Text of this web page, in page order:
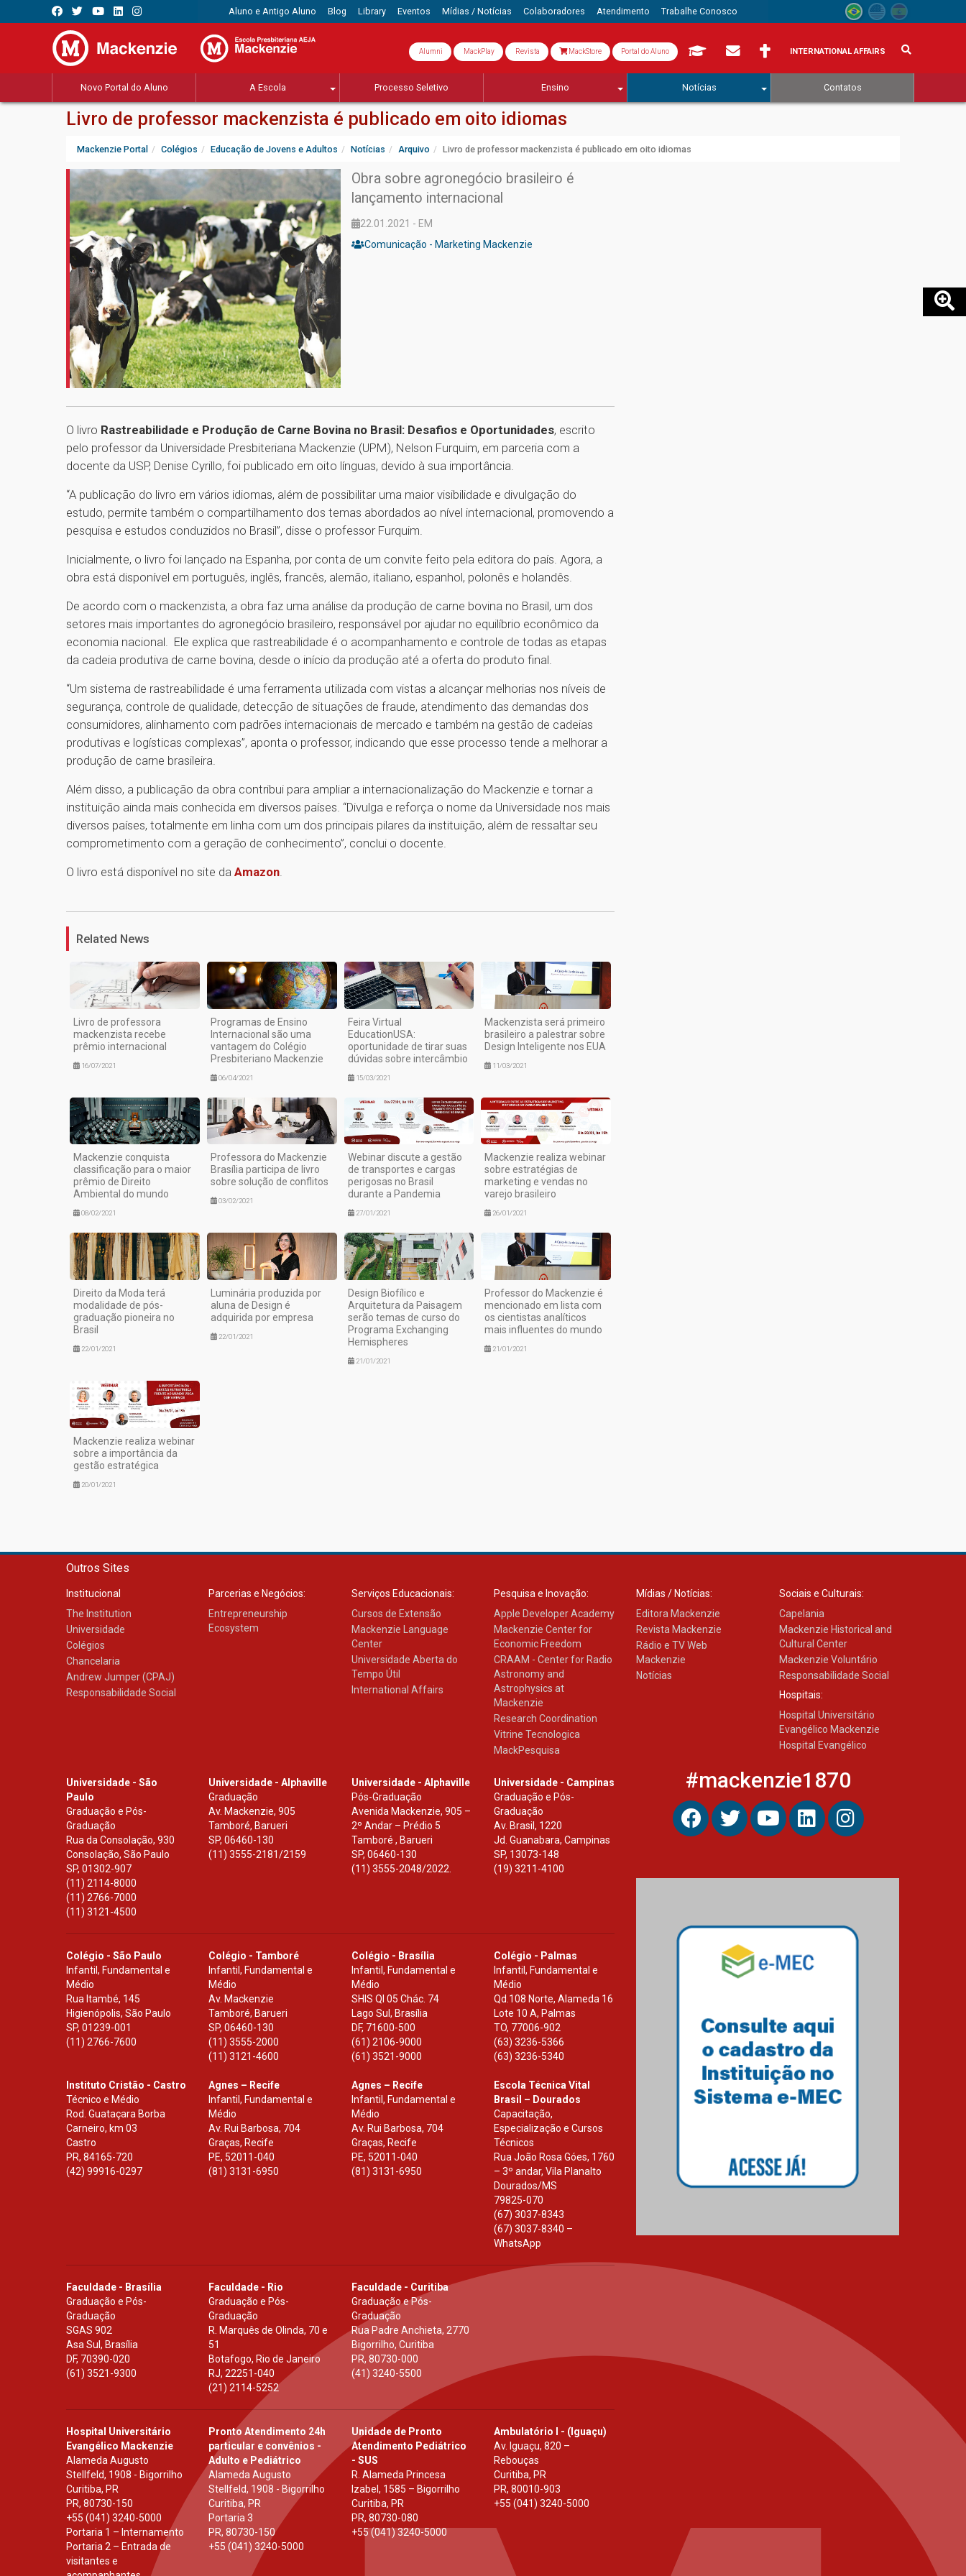
Aluno e Antigo Aluno Blog Library Eventos Mídias / Notícias Colaboradores Atendimento Trabalhe Conosco
Alumni MackPlay Revista MackStore Portal do Aluno INTERNATIONAL AFFAIRS
Novo Portal do Aluno A Escola Processo Seletivo Ensino Notícias Contatos
Livro de professor mackenzista é publicado em oito idiomas
Mackenzie Portal Colégios Educação de Jovens e Adultos Notícias Arquivo Livro de professor mackenzista é publicado em oito idiomas
Obra sobre agronegócio brasileiro é
lançamento internacional
22.01.2021 - EM
Comunicação - Marketing Mackenzie
O livro Rastreabilidade e Produção de Carne Bovina no Brasil: Desafios e Oportunidades, escrito
pelo professor da Universidade Presbiteriana Mackenzie (UPM), Nelson Furquim, em parceria com a
docente da USP, Denise Cyrillo, foi publicado em oito línguas, devido à sua importância.
“A publicação do livro em vários idiomas, além de possibilitar uma maior visibilidade e divulgação do
estudo, permite também o compartilhamento dos temas abordados ao nível internacional, promovendo a
pesquisa e estudos conduzidos no Brasil”, disse o professor Furquim.
Inicialmente, o livro foi lançado na Espanha, por conta de um convite feito pela editora do país. Agora, a
obra está disponível em português, inglês, francês, alemão, italiano, espanhol, polonês e holandês.
De acordo com o mackenzista, a obra faz uma análise da produção de carne bovina no Brasil, um dos
setores mais importantes do agronegócio brasileiro, responsável por ajudar no equilíbrio econômico da
economia nacional. Ele explica que rastreabilidade é o acompanhamento e controle de todas as etapas
da cadeia produtiva de carne bovina, desde o início da produção até a oferta do produto final.
“Um sistema de rastreabilidade é uma ferramenta utilizada com vistas a alcançar melhorias nos níveis de
segurança, controle de qualidade, detecção de situações de fraude, atendimento das demandas dos
consumidores, alinhamento com padrões internacionais de mercado e também na gestão de cadeias
produtivas e logísticas complexas”, aponta o professor, indicando que esse processo tende a melhorar a
produção de carne brasileira.
Além disso, a publicação da obra contribui para ampliar a internacionalização do Mackenzie e tornar a
instituição ainda mais conhecida em diversos países. “Divulga e reforça o nome da Universidade nos mais
diversos países, totalmente em linha com um dos principais pilares da instituição, além de ressaltar seu
comprometimento com a geração de conhecimento”, conclui o docente.
O livro está disponível no site da Amazon
Related News
Livro de professora
mackenzista recebe
prêmio internacional
16/07/2021
Programas de Ensino
Internacional são uma
vantagem do Colégio
Presbiteriano Mackenzie
06/04/2021
Feira Virtual
EducationUSA:
oportunidade de tirar suas
dúvidas sobre intercâmbio
15/03/2021
Mackenzista será primeiro
brasileiro a palestrar sobre
Design Inteligente nos EUA
11/03/2021
Mackenzie conquista
classificação para o maior
prêmio de Direito
Ambiental do mundo
08/02/2021
Professora do Mackenzie
Brasília participa de livro
sobre solução de conflitos
03/02/2021
Webinar discute a gestão
de transportes e cargas
perigosas no Brasil
durante a Pandemia
27/01/2021
Mackenzie realiza webinar
sobre estratégias de
marketing e vendas no
varejo brasileiro
26/01/2021
Direito da Moda terá
modalidade de pós-
graduação pioneira no
Brasil
22/01/2021
Luminária produzida por
aluna de Design é
adquirida por empresa
22/01/2021
Design Biofílico e
Arquitetura da Paisagem
serão temas de curso do
Programa Exchanging
Hemispheres
21/01/2021
Professor do Mackenzie é
mencionado em lista com
os cientistas analíticos
mais influentes do mundo
21/01/2021
Mackenzie realiza webinar
sobre a importância da
gestão estratégica
20/01/2021
Outros Sites
Institucional
The Institution
Universidade
Colégios
Chancelaria
Andrew Jumper (CPAJ)
Responsabilidade Social
Parcerias e Negócios:
Entrepreneurship
Ecosystem
Serviços Educacionais:
Cursos de Extensão
Mackenzie Language
Center
Universidade Aberta do
Tempo Útil
International Affairs
Pesquisa e Inovação:
Apple Developer Academy
Mackenzie Center for
Economic Freedom
CRAAM - Center for Radio
Astronomy and
Astrophysics at
Mackenzie
Research Coordination
Vitrine Tecnologica
MackPesquisa
Mídias / Notícias:
Editora Mackenzie
Revista Mackenzie
Rádio e TV Web
Mackenzie
Notícias
Sociais e Culturais:
Capelania
Mackenzie Historical and
Cultural Center
Mackenzie Voluntário
Responsabilidade Social
Hospitais:
Hospital Universitário
Evangélico Mackenzie
Hospital Evangélico
Universidade - São
Paulo
Graduação e Pós-
Graduação
Rua da Consolação, 930
Consolação, São Paulo
SP, 01302-907
(11) 2114-8000
(11) 2766-7000
(11) 3121-4500
Universidade - Alphaville
Graduação
Av. Mackenzie, 905
Tamboré, Barueri
SP,06460-130
(11) 3555-2181/2159
Universidade - Alphaville
Pós-Graduação
Avenida Mackenzie, 905 –
2º Andar – Prédio 5
Tamboré , Barueri
SP, 06460-130
(11) 3555-2048/2022.
Universidade - Campinas
Graduação e Pós-
Graduação
Av. Brasil, 1220
Jd. Guanabara, Campinas
SP, 13073-148
(19) 3211-4100
Colégio - São Paulo
Infantil, Fundamental e
Médio
Rua Itambé, 145
Higienópolis, São Paulo
SP, 01239-001
(11) 2766-7600
Colégio - Tamboré
Infantil, Fundamental e
Médio
Av. Mackenzie
Tamboré, Barueri
SP,06460-130
(11) 3555-2000
(11) 3121-4600
Colégio - Brasília
Infantil, Fundamental e
Médio
SHIS Ql 05 Chác. 74
Lago Sul, Brasília
DF, 71600-500
(61) 2106-9000
(61) 3521-9000
Colégio - Palmas
Infantil, Fundamental e
Médio
Qd.108 Norte, Alameda 16
Lote 10 A, Palmas
TO, 77006-902
(63) 3236-5366
(63) 3236-5340
Instituto Cristão - Castro
Técnico e Médio
Rod. Guataçara Borba
Carneiro, km 03
Castro
PR, 84165-720
(42) 99916-0297
Agnes – Recife
Infantil, Fundamental e
Médio
Av. Rui Barbosa, 704
Graças, Recife
PE, 52011-040
(81) 3131-6950
Agnes – Recife
Infantil, Fundamental e
Médio
Av. Rui Barbosa, 704
Graças, Recife
PE, 52011-040
(81) 3131-6950
Escola Técnica Vital
Brasil – Dourados
Capacitação,
Especialização e Cursos
Técnicos
Rua João Rosa Góes, 1760
– 3º andar, Vila Planalto
Dourados/MS
79825-070
(67) 3037-8343
(67) 3037-8340 –
WhatsApp
Faculdade - Brasília
Graduação e Pós-
Graduação
SGAS 902
Asa Sul, Brasília
DF, 70390-020
(61) 3521-9300
Faculdade - Rio
Graduação e Pós-
Graduação
R. Marquês de Olinda, 70 e
51
Botafogo, Rio de Janeiro
RJ,22251-040
(21) 2114-5252
Faculdade - Curitiba
Graduação e Pós-
Graduação
Rua Padre Anchieta, 2770
Bigorrilho, Curitiba
PR, 80730-000
(41) 3240-5500
Hospital Universitário
Evangélico Mackenzie
Alameda Augusto
Stellfeld, 1908 - Bigorrilho
Curitiba, PR
PR, 80730-150
+55 (041) 3240-5000
Portaria 1 – Internamento
Portaria 2 – Entrada de
visitantes e
Pronto Atendimento 24h
particular e convênios -
Adulto e Pediátrico
Alameda Augusto
Stellfeld, 1908 - Bigorrilho
Curitiba, PR
Portaria 3
PR,80730-150
+55 (041) 3240-5000
Unidade de Pronto
Atendimento Pediátrico
- SUS
R. Alameda Princesa
Izabel, 1585 – Bigorrilho
Curitiba, PR
PR, 80730-080
+55 (041) 3240-5000
Ambulatório I - (Iguaçu)
Av. Iguaçu, 820 –
Rebouças
Curitiba, PR
PR, 80010-903
+55 (041) 3240-5000
#mackenzie1870